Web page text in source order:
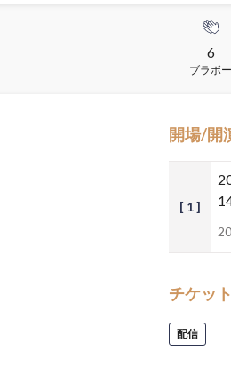
6
ブラボー
開場/開
[ 1 ]
チケッ
配信